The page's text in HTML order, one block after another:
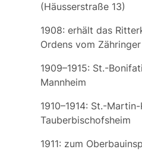
(Häusserstraße 13)
1908: erhält das
Ordens vom
1909–1915: St.-
Mannheim
1910–1914: St.-
Tauberbischofsheim
1911: zum